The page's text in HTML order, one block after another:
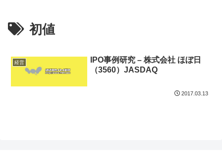
初値
経営
IPO事例研究 – 株式会社 ほぼ日
（3560）JASDAQ
2017.03.13